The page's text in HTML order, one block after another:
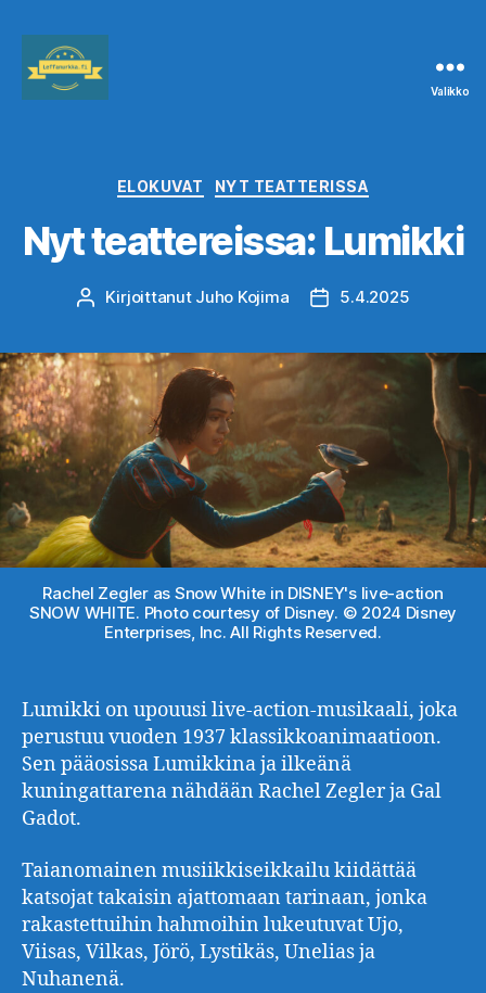
Valikko
Kategoriat
ELOKUVAT NYT TEATTERISSA
Nyt teattereissa: Lumikki
Kirjoittaja
Kirjoittanut Juho Kojima Julkaisupäivämäärä
5.4.2025
Rachel Zegler as Snow White in DISNEY's live-action
SNOW WHITE. Photo courtesy of Disney. © 2024 Disney
Enterprises, Inc. All Rights Reserved.
Lumikki on upouusi live-action-musikaali, joka
perustuu vuoden 1937 klassikkoanimaatioon.
Sen pääosissa Lumikkina ja ilkeänä
kuningattarena nähdään Rachel Zegler ja Gal
Gadot.
Taianomainen musiikkiseikkailu kiidättää
katsojat takaisin ajattomaan tarinaan, jonka
rakastettuihin hahmoihin lukeutuvat Ujo,
Viisas, Vilkas, Jörö, Lystikäs, Unelias ja
Nuhanenä.